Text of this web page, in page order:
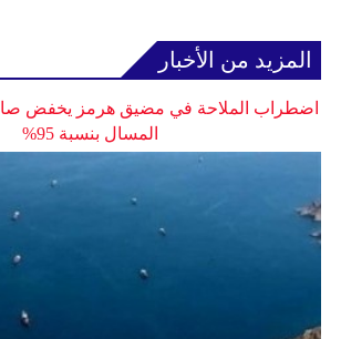
المزيد من الأخبار
اضطراب الملاحة في مضيق هرمز يخفض
المسال بنسبة 95%